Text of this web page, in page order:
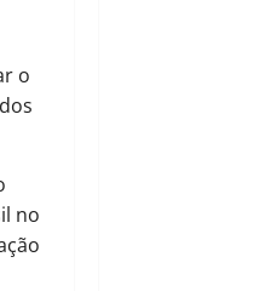
o
no